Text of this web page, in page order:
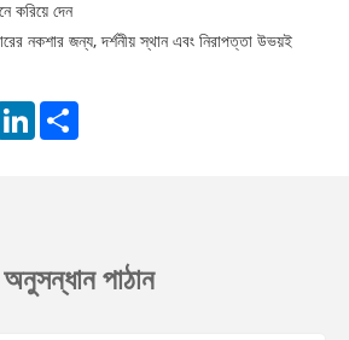
করিয়ে দেন
নকশার জন্য, দর্শনীয় স্থান এবং নিরাপত্তা উভয়ই
LinkedIn
অনুসন্ধান পাঠান